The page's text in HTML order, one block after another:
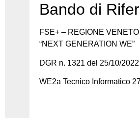
Bando di
FSE+ – REGIONE
“NEXT GENERATION WE”
DGR n. 1321 del 25/10/
WE2a Tecnico Informatico